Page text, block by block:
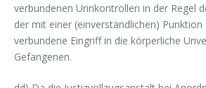
verbundenen Urinkontrollen in der Regel
der mit einer (einverständlichen) Punktion
verbundene Eingriff in die körperliche
Gefangenen.